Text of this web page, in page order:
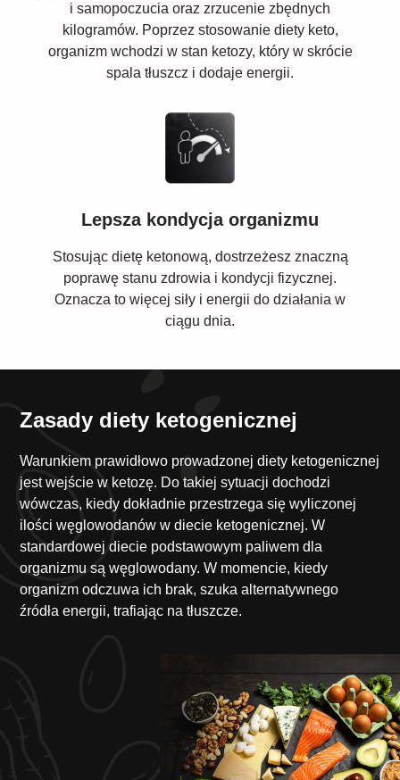
i samopoczucia oraz zrzucenie zbędnych
kilogramów. Poprzez stosowanie diety keto,
organizm wchodzi w stan ketozy, który w skrócie
spala tłuszcz i dodaje energii.
Lepsza kondycja organizmu
Stosując dietę ketonową, dostrzeżesz znaczną
poprawę stanu zdrowia i kondycji fizycznej.
Oznacza to więcej siły i energii do działania w
ciągu dnia.
Zasady diety ketogenicznej
Warunkiem prawidłowo prowadzonej diety ketogenicznej
jest wejście w ketozę. Do takiej sytuacji dochodzi
wówczas, kiedy dokładnie przestrzega się wyliczonej
ilości węglowodanów w diecie ketogenicznej. W
standardowej diecie podstawowym paliwem dla
organizmu są węglowodany. W momencie, kiedy
organizm odczuwa ich brak, szuka alternatywnego
źródła energii, trafiając na tłuszcze.